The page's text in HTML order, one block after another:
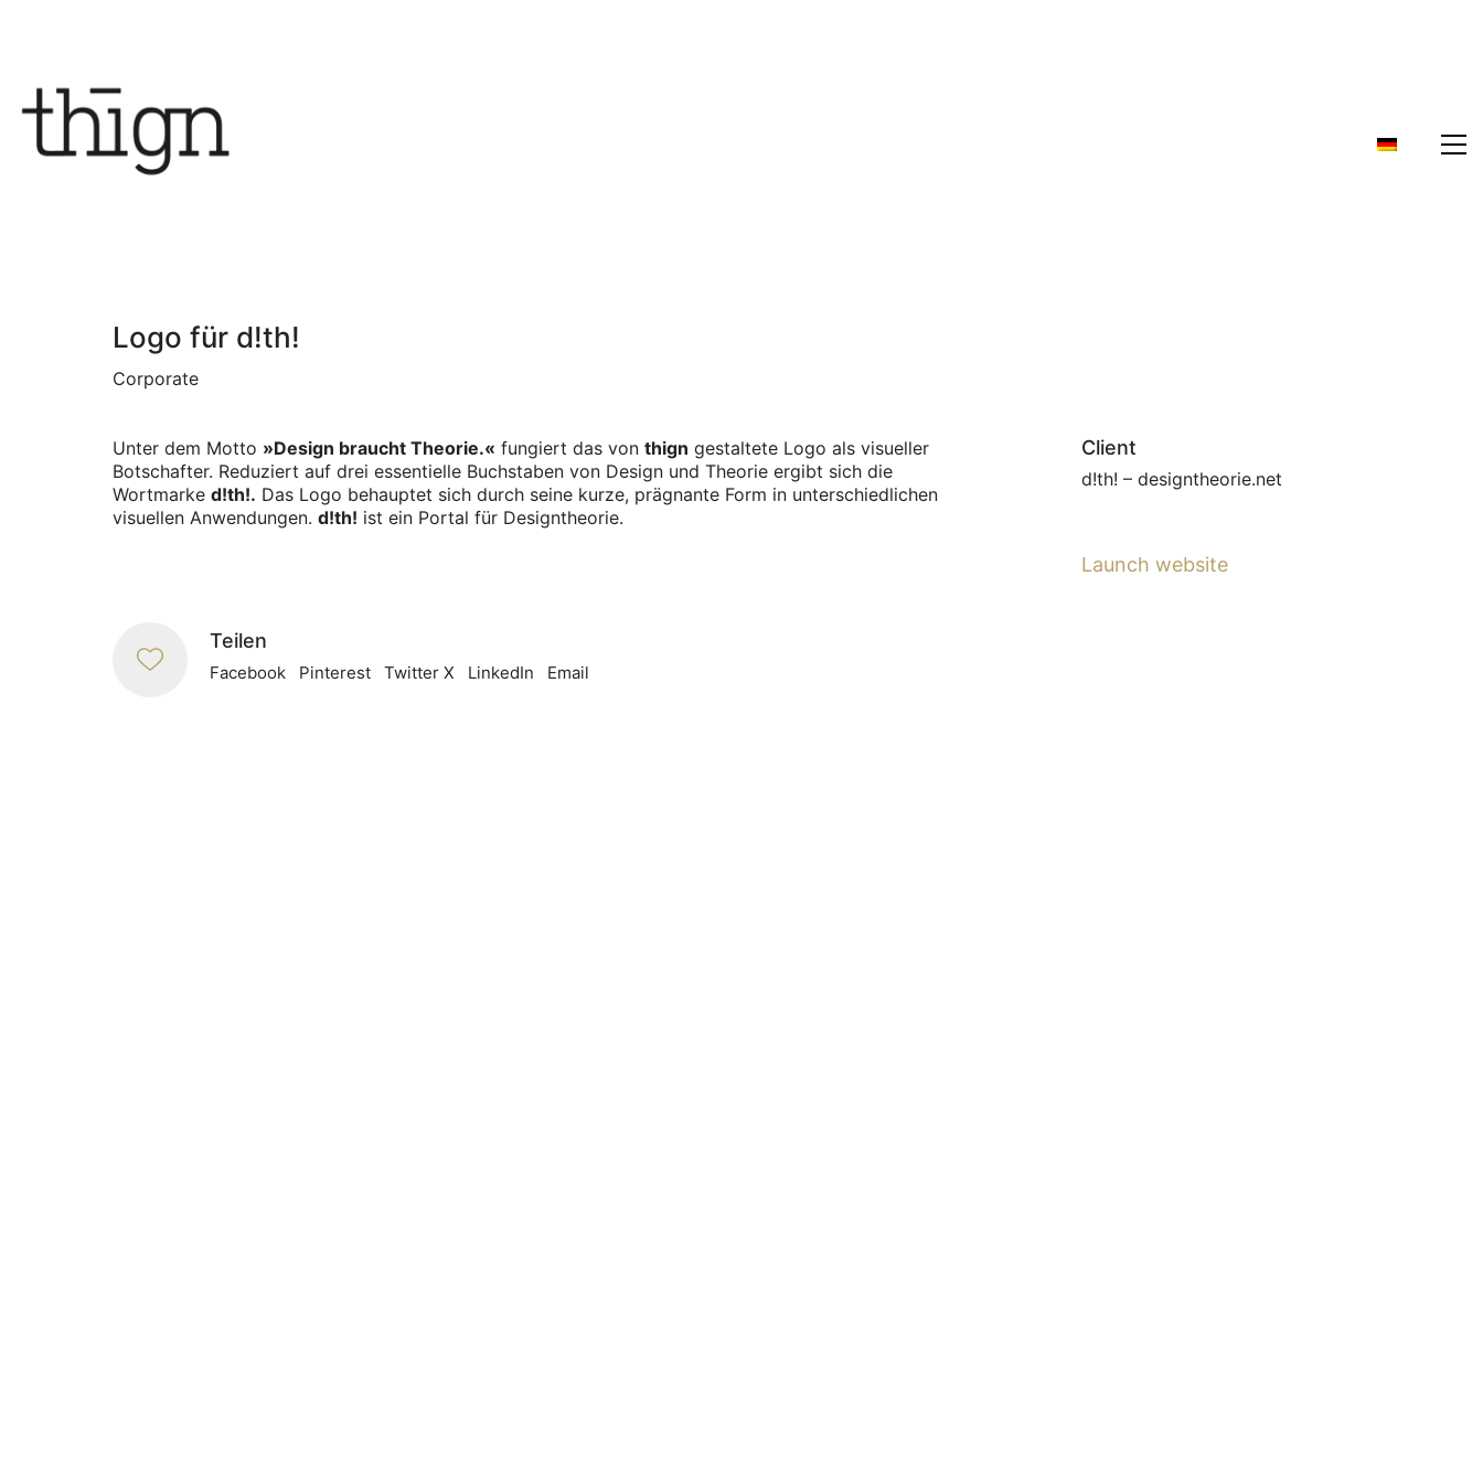
Logo für d!th!
Corporate
Unter dem Motto »Design braucht Theorie.« fungiert das von thign gestaltete Logo als visueller
Botschafter. Reduziert auf drei essentielle Buchstaben von Design und Theorie ergibt sich die
Wortmarke d!th!. Das Logo behauptet sich durch seine kurze, prägnante Form in unterschiedlichen
visuellen Anwendungen. d!th! ist ein Portal für Designtheorie.
Client
d!th! – designtheorie.net
Launch website
Teilen
Facebook Pinterest Twitter X LinkedIn Email